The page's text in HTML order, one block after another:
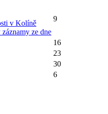
v Kolíně
ze dne
9
16
23
30
6